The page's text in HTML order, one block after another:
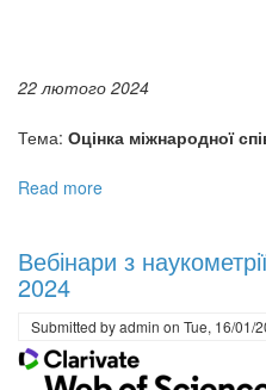
22 лютого 2024
Тема: Оцінка міжнародної
Read more
наукометрії
Clarivate
лютий
Вебінари з
2024
Submitted byadmin on Tue, 16/01/